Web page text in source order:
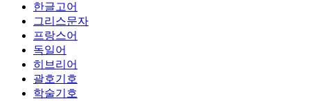
한글고어
그리스문자
프랑스어
독일어
히브리어
괄호기호
학술기호